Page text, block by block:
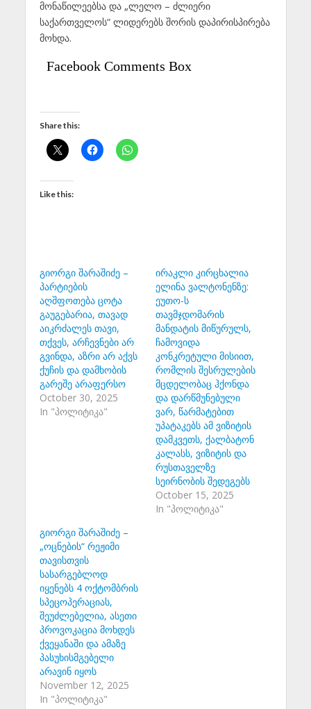
მონაწილეებსა და „ლელო – ძლიერი
საქართველოს“ ლიდერებს შორის დაპირისპირება
მოხდა.
Facebook Comments Box
Share this:
Like this:
გიორგი შარაშიძე –
პარტიების
აღშფოთება ცოტა
გაუგებარია, თავად
აიკრძალეს თავი,
თქვეს, არჩევნები არ
გვინდა, აზრი არ აქვს
ქუჩის და დამხობის
გარეშე არაფერსო
October 30, 2025
In "პოლიტიკა"
ირაკლი კირცხალია
ელინა ვალტონენზე:
ეუთო-ს
თავმჯდომარის
მანდატის მიწურულს,
ჩამოვიდა
კონკრეტული მისიით,
რომლის შესრულების
მცდელობაც ჰქონდა
და დარწმუნებული
ვარ, წარმატებით
უპატაკებს ამ ვიზიტის
დამკვეთს, ქალბატონ
კალასს, ვიზიტის და
რუსთაველზე
სეირნობის შედეგებს
October 15, 2025
In "პოლიტიკა"
გიორგი შარაშიძე –
„ოცნების“ რეჟიმი
თავისთვის
სასარგებლოდ
იყენებს 4 ოქტომბრის
სპეცოპერაციას,
შეუძლებელია, ასეთი
პროვოკაცია მოხდეს
ქვეყანაში და ამაზე
პასუხისმგებელი
არავინ იყოს
November 12, 2025
In "პოლიტიკა"